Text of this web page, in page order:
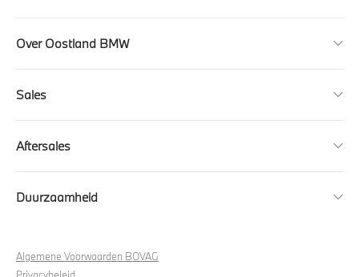
Over Oostland BMW
Sales
Aftersales
Duurzaamheid
Algemene Voorwaarden BOVAG
Privacybeleid